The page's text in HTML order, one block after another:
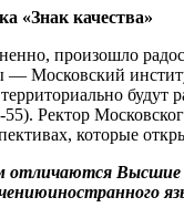
«Знак качества»
произошло
— Московский
будут
55). Ректор
которые
Высшие